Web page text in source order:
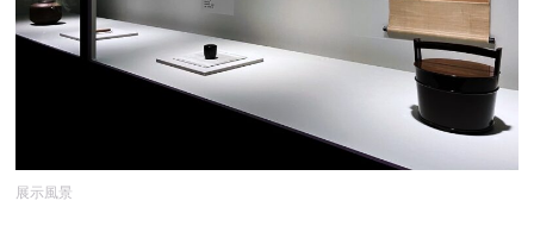
展示風景